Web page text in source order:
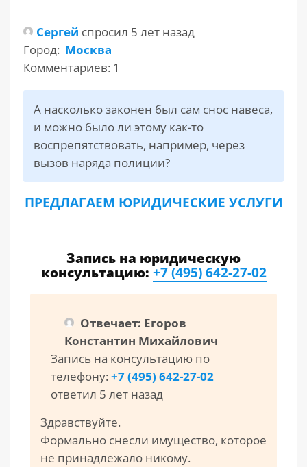
РАЗДЕЛЫ
САЙТАСергей спросил 5 лет назад
Город: Москва
Комментариев: 1
А насколько законен был сам снос навеса,
и можно было ли этому как-то
воспрепятствовать, например, через
вызов наряда полиции?
ПРЕДЛАГАЕМ ЮРИДИЧЕСКИЕ УСЛУГИ
Запись на юридическую
консультацию:+7 (495) 642-27-02
Отвечает: Егоров
Константин Михайлович
Запись на консультацию по
телефону: +7 (495) 642-27-02
ответил 5 лет назад
Здравствуйте.
Формально снесли имущество, которое
не принадлежало никому.